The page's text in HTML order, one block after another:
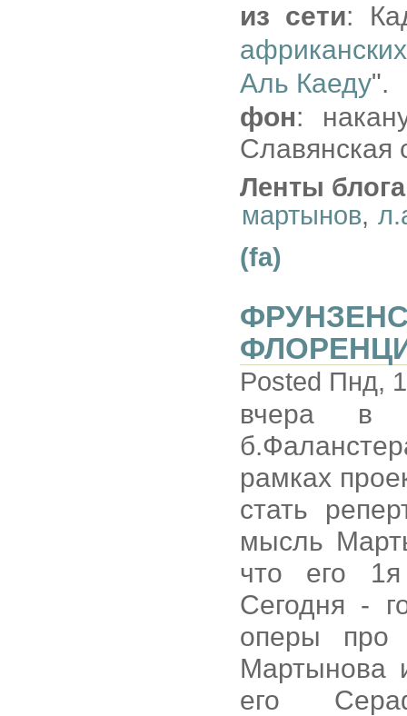
из сети:
Аль Каеду".
фон:
Славянская
Ленты
мартынов,
(fa)
Posted Пнд,
вчера в
рамках
стать
мысль
что его
Сегодня -
оперы про
Мартынова
его